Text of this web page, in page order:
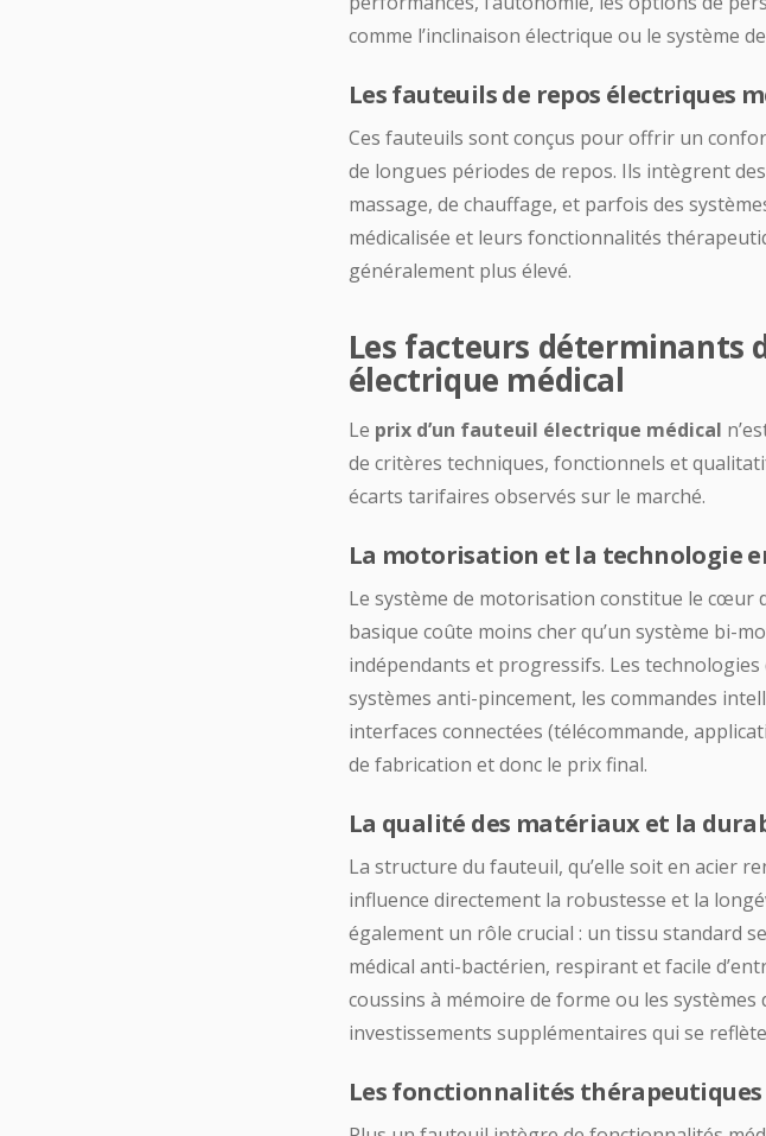
comme l’inclinaison électrique ou le système
Les fauteuils de repos électriques
Ces fauteuils sont conçus pour offrir un
de longues périodes de repos. Ils intègrent
massage, de chauffage, et parfois des
médicalisée et leurs fonctionnalités
généralement plus élevé.
Les facteurs déterminants
électrique médical
Le prix d’un fauteuil électrique médical
de critères techniques, fonctionnels et
écarts tarifaires observés sur le marché.
La motorisation et la technologie
Le système de motorisation constitue le
basique coûte moins cher qu’un système bi-
indépendants et progressifs. Les
systèmes anti-pincement, les commandes
interfaces connectées (télécommande,
de fabrication et donc le prix final.
La qualité des matériaux et la
La structure du fauteuil, qu’elle soit en acier
influence directement la robustesse et la
également un rôle crucial : un tissu standard
médical anti-bactérien, respirant et facile
coussins à mémoire de forme ou les
investissements supplémentaires qui se
Les fonctionnalités